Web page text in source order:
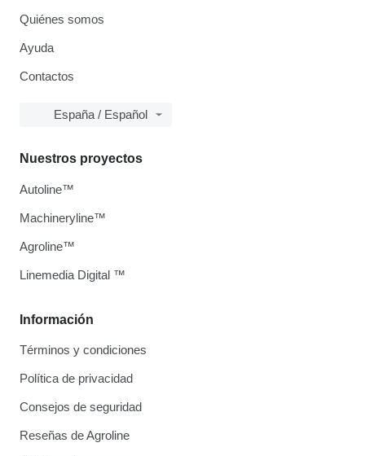
Quiénes somos
Ayuda
Contactos
España / Español
Información
Términos y condiciones
Política de privacidad
Consejos de seguridad
Reseñas de Agroline
Nuestros proyectos
Autoline™
Machineryline™
Agroline™
Linemedia Digital ™